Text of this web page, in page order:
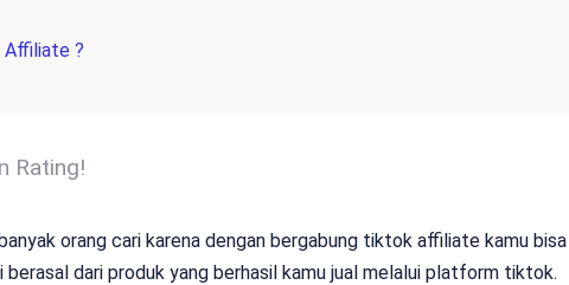
?
Rating!
orang cari karena dengan bergabung tiktok affiliate kamu bisa
berasal dari produk yang berhasil kamu jual melalui platform tiktok.